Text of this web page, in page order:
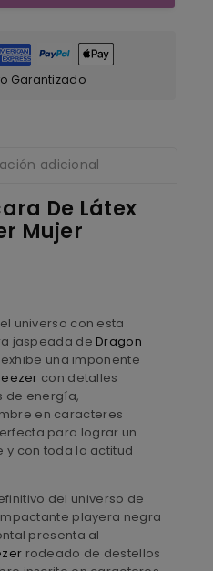
Garantizado
adicional
De Látex
Mujer
universo con esta
jaspeada de Dragon
una imponente
con detalles
de energía,
en caracteres
para lograr un
y con toda la actitud
del universo de
playera negra
presenta al
rodeado de destellos